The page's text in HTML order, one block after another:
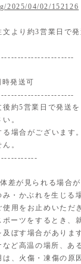
2025/04/02/152126
より約3営業日で
発送可
約5営業日で発送
。
場合がございます。
。
差が見られる場合
・かぶれを生じる
用をお止めいただ
ーツをするとき、
ぼす場合がありま
ど高温の場所、あ
、火傷・凍傷の原